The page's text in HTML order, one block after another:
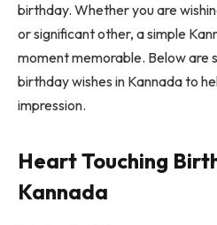
birthday. Whether you are
or significant other, a simple
moment memorable. Below are
birthday wishes in Kannada to
impression.
Heart Touching
Kannada